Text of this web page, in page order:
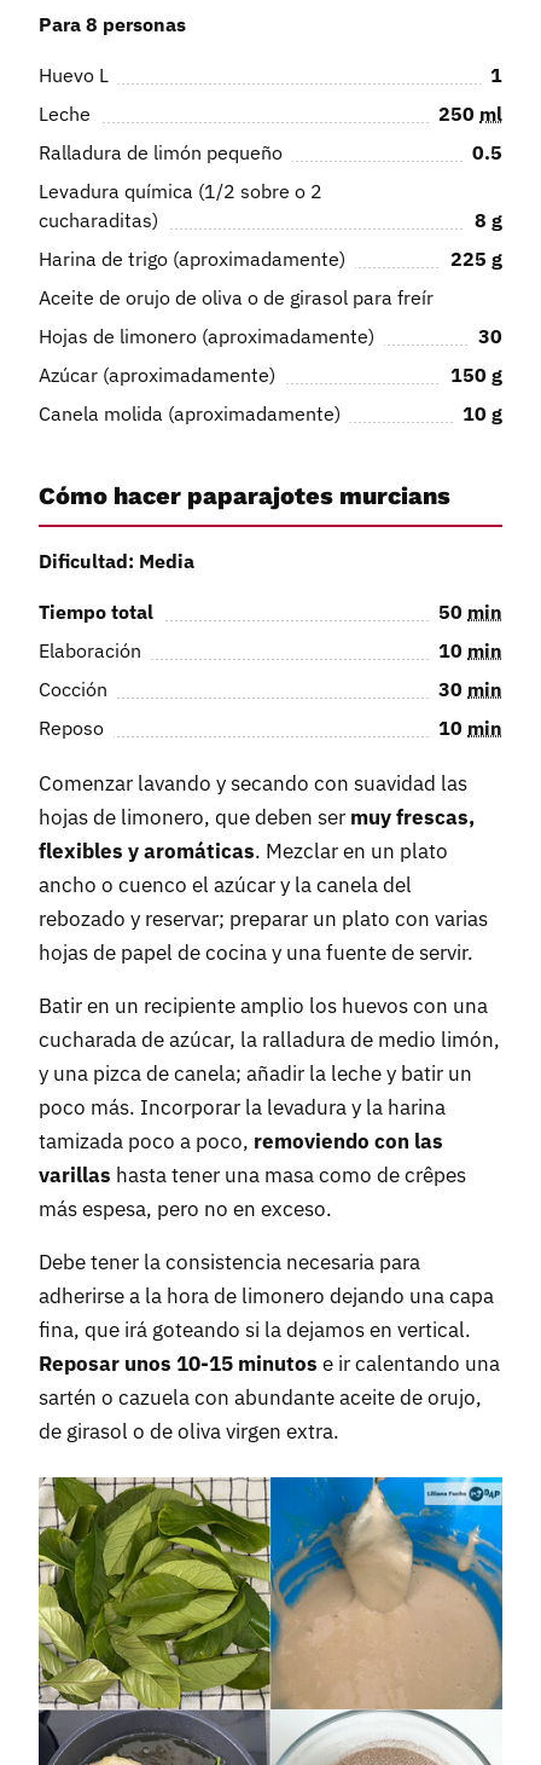
Para 8 personas
Huevo L
1
Leche
250 ml
Ralladura de limón pequeño
0.5
Levadura química (1/2 sobre o 2
cucharaditas)
8 g
Harina de trigo (aproximadamente)
225 g
Aceite de orujo de oliva o de girasol para freír
Hojas de limonero (aproximadamente)
30
Azúcar (aproximadamente)
150 g
Canela molida (aproximadamente)
10 g
Cómo hacer paparajotes murcians
Dificultad: Media
Tiempo total 50 min
Elaboración
10 min
Cocción
30 min
Reposo
10 min
Comenzar lavando y secando con suavidad las
hojas de limonero, que deben ser muy frescas,
flexibles y aromáticas. Mezclar en un plato
ancho o cuenco el azúcar y la canela del
rebozado y reservar; preparar un plato con varias
hojas de papel de cocina y una fuente de servir.
Batir en un recipiente amplio los huevos con una
cucharada de azúcar, la ralladura de medio limón,
y una pizca de canela; añadir la leche y batir un
poco más. Incorporar la levadura y la harina
tamizada poco a poco, removiendo con las
varillas hasta tener una masa como de crêpes
más espesa, pero no en exceso.
Debe tener la consistencia necesaria para
adherirse a la hora de limonero dejando una capa
fina, que irá goteando si la dejamos en vertical.
Reposar unos 10-15 minutos e ir calentando una
sartén o cazuela con abundante aceite de orujo,
de girasol o de oliva virgen extra.